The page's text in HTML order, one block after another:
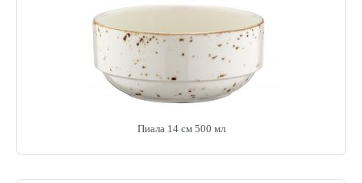
Пиала 14 см 500 мл